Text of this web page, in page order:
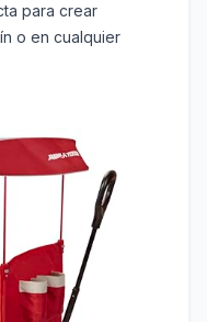
para crear
o en cualquier